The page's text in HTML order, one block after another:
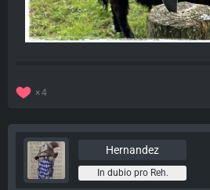
4
Hernandez
In dubio pro Reh.